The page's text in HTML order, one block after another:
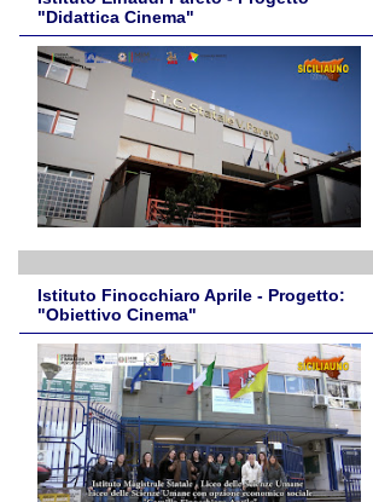
"Didattica Cinema"
Istituto Finocchiaro Aprile - Progetto:
"Obiettivo Cinema"